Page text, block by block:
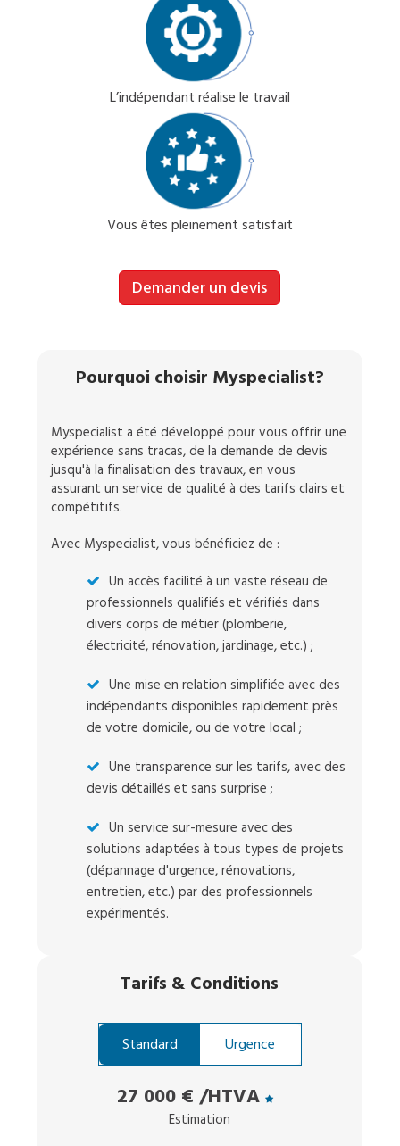
L’indépendant réalise le travail
Vous êtes pleinement satisfait
Demander un devis
Pourquoi choisir Myspecialist?
Myspecialist a été développé pour vous offrir une
expérience sans tracas, de la demande de devis
jusqu'à la finalisation des travaux, en vous
assurant un service de qualité à des tarifs clairs et
compétitifs.
Avec Myspecialist, vous bénéficiez de :
Un accès facilité à un vaste réseau de
professionnels qualifiés et vérifiés dans
divers corps de métier (plomberie,
électricité, rénovation, jardinage, etc.) ;
Une mise en relation simplifiée avec des
indépendants disponibles rapidement près
de votre domicile, ou de votre local ;
Une transparence sur les tarifs, avec des
devis détaillés et sans surprise ;
Un service sur-mesure avec des
solutions adaptées à tous types de projets
(dépannage d'urgence, rénovations,
entretien, etc.) par des professionnels
expérimentés.
Tarifs & Conditions
Standard Urgence
27 000 € /HTVA
Estimation